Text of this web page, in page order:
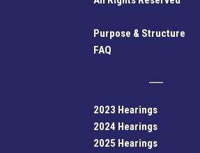
Purpose & Structure
FAQ
2023 Hearings
2024 Hearings
2025 Hearings